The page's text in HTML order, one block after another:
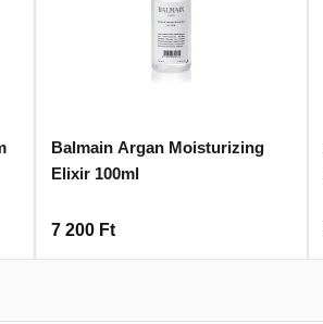
Balmain Argan Moisturizing
Elixir 100ml
7 200 Ft